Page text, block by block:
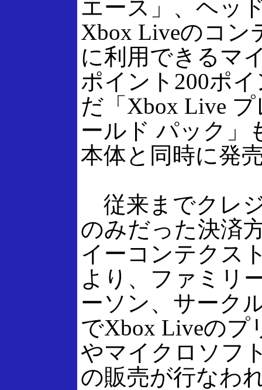
エース」、ヘッ
Xbox Liveのコン
に利用できるマ
ポイント200ポ
だ「Xbox Live
ールド パック」
本体と同時に発
従来までクレ
のみだった決済
イーコンテクス
より、ファミリ
ーソン、サーク
でXbox Liveのプ
やマイクロソフ
の販売が行なわ